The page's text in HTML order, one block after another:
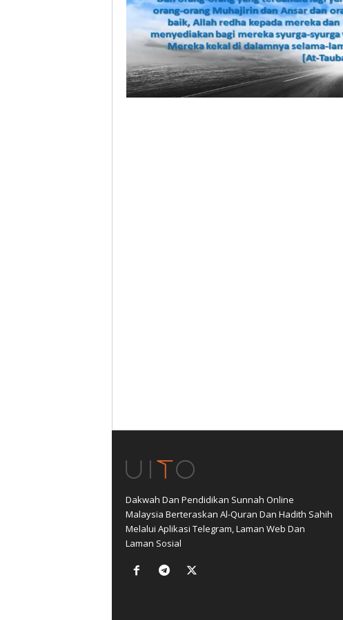
Dakwah Dan Pendidikan Sunnah Online
Malaysia Berteraskan Al-Quran Dan Hadith Sahih
Melalui Aplikasi Telegram, Laman Web Dan
Laman Sosial